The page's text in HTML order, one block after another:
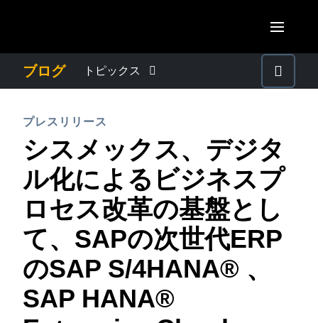
AMERICAS
Canada (Français)
México (Español)
Brasil (Português)
United Kingdom (English)
France (Français)
Deutschland (Deutsch)
Italia (Italiano)
Nederlands (English)
Sweden (English)
Denmark (English)
ASIA PACIFIC
Australia (English)
India (English)
日本（日本語)
Singapore (English)
ブログ トピックス
プレスリリース
電子帳簿保存法・インボイス制度
経理・総務の豆知識
出張・経費管理トレンド
プレスリリース
シスメックス、デジタ
ル化によるビジネスプ
ロセス改革の基盤とし
て、SAPの次世代ERP
のSAP S/4HANA® 、
SAP HANA®